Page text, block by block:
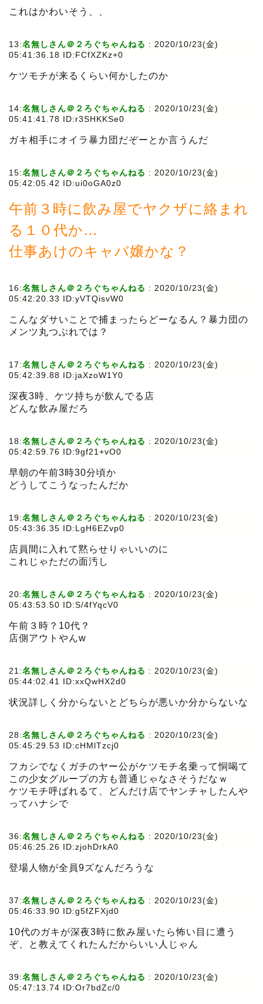
これはかわいそう、、
13:名無しさん＠２ろぐちゃんねる : 2020/10/23(金)
05:41:36.18 ID:FCfXZKz+0
ケツモチが来るくらい何かしたのか
14:名無しさん＠２ろぐちゃんねる : 2020/10/23(金)
05:41:41.78 ID:r3SHKKSe0
ガキ相手にオイラ暴力団だぞーとか言うんだ
15:名無しさん＠２ろぐちゃんねる : 2020/10/23(金)
05:42:05.42 ID:ui0oGA0z0
午前３時に飲み屋でヤクザに絡まれ
る１０代か…
仕事あけのキャバ嬢かな？
16:名無しさん＠２ろぐちゃんねる : 2020/10/23(金)
05:42:20.33 ID:yVTQisvW0
こんなダサいことで捕まったらどーなるん？暴力団の
メンツ丸つぶれでは？
17:名無しさん＠２ろぐちゃんねる : 2020/10/23(金)
05:42:39.88 ID:jaXzoW1Y0
深夜3時、ケツ持ちが飲んでる店
どんな飲み屋だろ
18:名無しさん＠２ろぐちゃんねる : 2020/10/23(金)
05:42:59.76 ID:9gf21+vO0
早朝の午前3時30分頃か
どうしてこうなったんだか
19:名無しさん＠２ろぐちゃんねる : 2020/10/23(金)
05:43:36.35 ID:LgH6EZvp0
店員間に入れて黙らせりゃいいのに
これじゃただの面汚し
20:名無しさん＠２ろぐちゃんねる : 2020/10/23(金)
05:43:53.50 ID:S/4fYqcV0
午前３時？10代？
店側アウトやんw
21:名無しさん＠２ろぐちゃんねる : 2020/10/23(金)
05:44:02.41 ID:xxQwHX2d0
状況詳しく分からないとどちらが悪いか分からないな
28:名無しさん＠２ろぐちゃんねる : 2020/10/23(金)
05:45:29.53 ID:cHMlTzcj0
フカシでなくガチのヤー公がケツモチ名乗って恫喝て
この少女グループの方も普通じゃなさそうだなｗ
ケツモチ呼ばれるて、どんだけ店でヤンチャしたんや
ってハナシで
36:名無しさん＠２ろぐちゃんねる : 2020/10/23(金)
05:46:25.26 ID:zjohDrkA0
登場人物が全員9ズなんだろうな
37:名無しさん＠２ろぐちゃんねる : 2020/10/23(金)
05:46:33.90 ID:g5fZFXjd0
10代のガキが深夜3時に飲み屋いたら怖い目に遭う
ぞ、と教えてくれたんだからいい人じゃん
39:名無しさん＠２ろぐちゃんねる : 2020/10/23(金)
05:47:13.74 ID:Or7bdZc/0